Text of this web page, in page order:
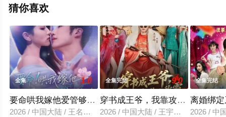
至豆瓣电视剧、电视猫或剧情网等平台了解。
猜你喜欢
全集 1.0
要命哄我嫁他爱管够钱也管够
2026 / 中国大陆 / 王名扬＆董瑗宁
全集完结 9.0
穿书成王爷，我靠攻略女主称王
2026 / 中国大陆 / 王宇峰＆廖芯
全集完结
离婚绑
2026 / 中